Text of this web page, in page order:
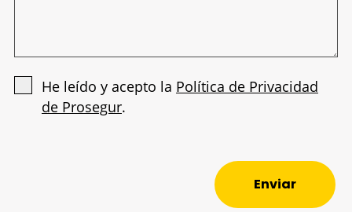
He leído y acepto la Política de Privacidad
de Prosegur.
Enviar